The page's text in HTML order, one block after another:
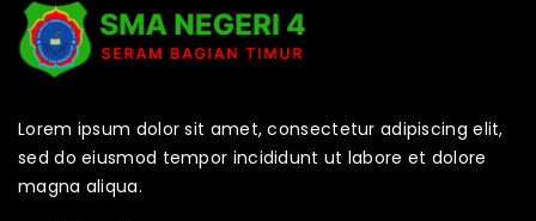
Lorem ipsum dolor sit amet, consectetur adipiscing elit,
sed do eiusmod tempor incididunt ut labore et dolore
magna aliqua.